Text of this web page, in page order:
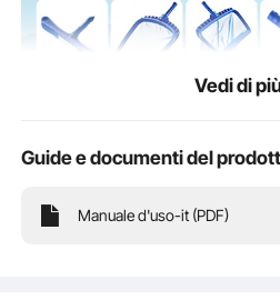
Vedi di
Guide e documenti del
Manuale d'uso-it (PDF)